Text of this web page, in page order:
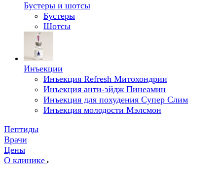
Бустеры и шотсы
Бустеры
Шотсы
Инъекции
Инъекция Refresh Митохондрии
Инъекция анти-эйдж Пинеамин
Инъекция для похудения Супер Слим
Инъекция молодости Мэлсмон
Пептиды
Врачи
Цены
О клинике